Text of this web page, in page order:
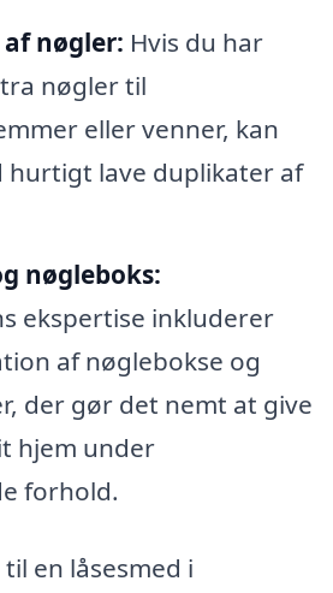
nøgler: Hvis du har
nøgler til
eller venner, kan
hurtigt lave duplikater af
nøgleboks:
ekspertise inkluderer
af nøglebokse og
der gør det nemt at give
hjem under
forhold.
en låsesmed i